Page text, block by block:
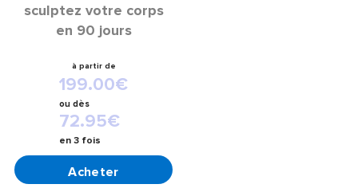
sculptez votre corps
en 90 jours
199.00€
ou dès
72.95€
en 3 fois